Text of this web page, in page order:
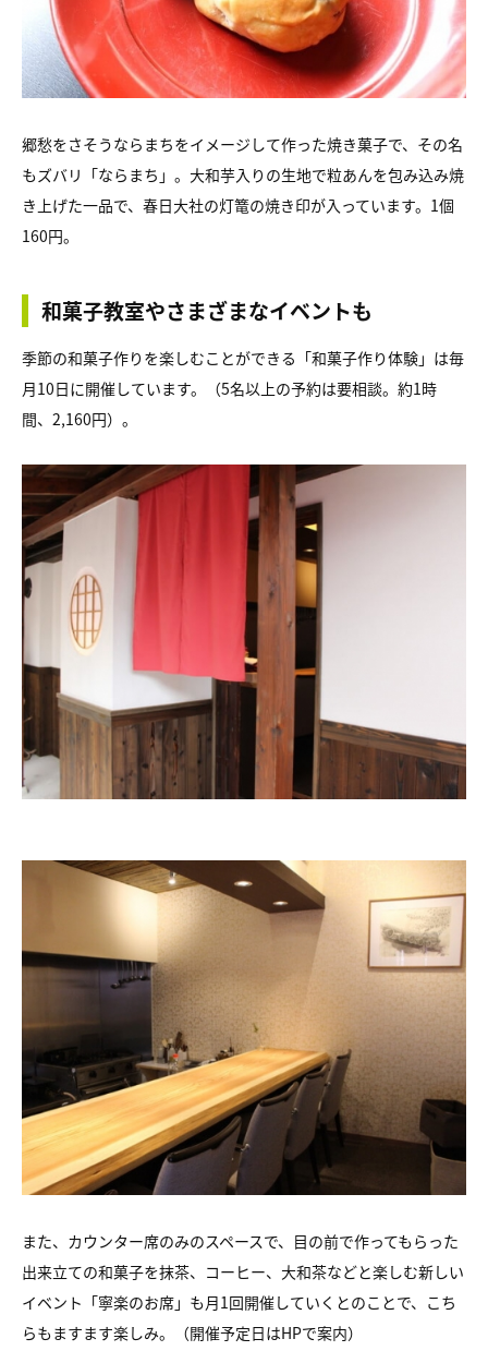
郷愁をさそうならまちをイメージして作った焼き菓子で、その名
もズバリ「ならまち」。大和芋入りの生地で粒あんを包み込み焼
き上げた一品で、春日大社の灯篭の焼き印が入っています。1個
160円。
和菓子教室やさまざまなイベントも
季節の和菓子作りを楽しむことができる「和菓子作り体験」は毎
月10日に開催しています。（5名以上の予約は要相談。約1時
間、2,160円）。
また、カウンター席のみのスペースで、目の前で作ってもらった
出来立ての和菓子を抹茶、コーヒー、大和茶などと楽しむ新しい
イベント「寧楽のお席」も月1回開催していくとのことで、こち
らもますます楽しみ。（開催予定日はHPで案内）